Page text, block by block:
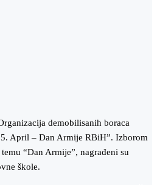
demobilisanih boraca
April – Dan Armije RBiH”. Izborom
“Dan Armije”, nagrađeni su
škole.